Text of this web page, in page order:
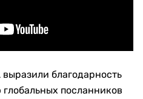
благодарность
посланников